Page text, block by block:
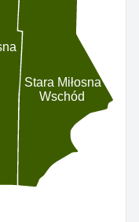
Stara Miłosna
Wschód